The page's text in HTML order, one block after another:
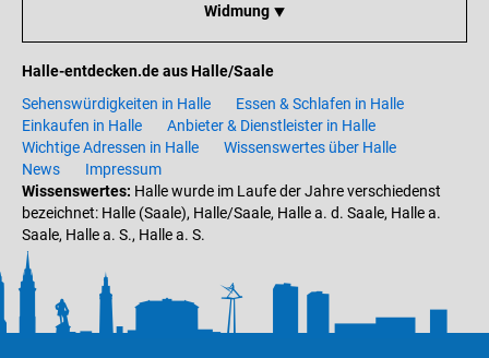
Widmung ⯆
Halle-entdecken.de aus Halle/Saale
Sehenswürdigkeiten in Halle
Essen & Schlafen in Halle
Einkaufen in Halle
Anbieter & Dienstleister in Halle
Wichtige Adressen in Halle
Wissenswertes über Halle
News
Impressum
Wissenswertes: Halle wurde im Laufe der Jahre verschiedenst
bezeichnet: Halle (Saale), Halle/Saale, Halle a. d. Saale, Halle a.
Saale, Halle a. S., Halle a. S.